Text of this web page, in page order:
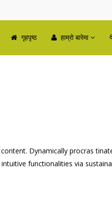
सम्पन्न,
गृहपृष्ठ हाम्रो बारेमा
Dynamically procras
functionalities via